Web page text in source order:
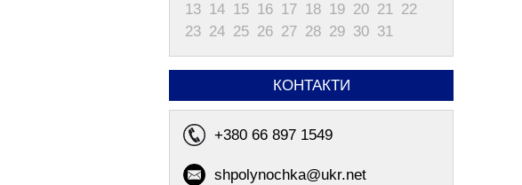
13 14 15 16 17 18 19 20 21 22
23 24 25 26 27 28 29 30 31
КОНТАКТИ
+380 66 897 1549
shpolynochka@ukr.net